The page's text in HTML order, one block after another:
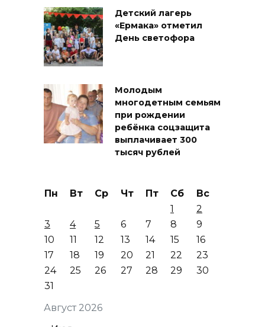
Детский лагерь
«Ермака» отметил
День светофора
Молодым
многодетным семьям
при рождении
ребёнка соцзащита
выплачивает 300
тысяч рублей
Август 2026
Пн Вт Ср Чт Пт Сб
Вс
1
2
3
4 5 6 7 8
9
10
11 12 13 14 15
16
17
18 19 20 21 22
23
24
25 26 27 28 29
30
31